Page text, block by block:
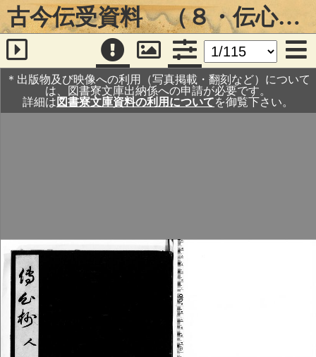
古今伝受資料 （８・伝心抄・人）
＊出版物及び映像への利用（写真掲載・翻刻など）について
は、図書寮文庫出納係への申請が必要です。
詳細は 図書寮文庫資料の利用についてを御覧下さい。